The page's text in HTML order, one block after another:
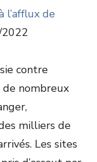
l’afflux de
contre
de nombreux
milliers de
Les sites